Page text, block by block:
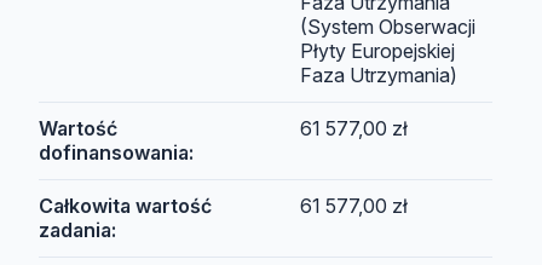
(System Obserwacji
Płyty Europejskiej
Faza Utrzymania)
Wartość
dofinansowania:
61 577,00 zł
Całkowita wartość
zadania:
61 577,00 zł